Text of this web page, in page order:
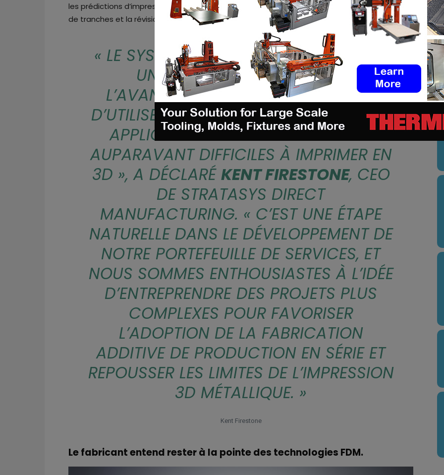
les prédictions d’impression simulées, l’application de processus par surface, le compositeur
de tranches et la révision de processus.
« LE SYSTÈME SAPPHIRE DE VELO3D EST
UN ÉLÉMENT IMPORTANT DE
L’AVANCEMENT DE NOS CAPACITÉS
D’UTILISER LA FA MÉTALLIQUE DANS DES
APPLICATIONS ET DES GÉOMÉTRIES
AUPARAVANT DIFFICILES À IMPRIMER EN
3D », A DÉCLARÉ KENT FIRESTONE, CEO
DE STRATASYS DIRECT
MANUFACTURING. « C’EST UNE ÉTAPE
NATURELLE DANS LE DÉVELOPPEMENT DE
NOTRE PORTEFEUILLE DE SERVICES, ET
NOUS SOMMES ENTHOUSIASTES À L’IDÉE
D’ENTREPRENDRE DES PROJETS PLUS
COMPLEXES POUR FAVORISER
L’ADOPTION DE LA FABRICATION
ADDITIVE DE PRODUCTION EN SÉRIE ET
REPOUSSER LES LIMITES DE L’IMPRESSION
3D MÉTALLIQUE. »
Kent Firestone
Le fabricant entend rester à la pointe des technologies FDM.